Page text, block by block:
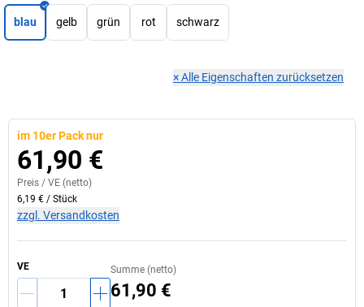
blau gelb grün rot schwarz
×Alle Eigenschaften zurücksetzen
im 10er Pack nur
61,90 €
Preis / VE (netto)
6,19 € / Stück
zzgl. Versandkosten
VE Summe (netto)
61,90 €